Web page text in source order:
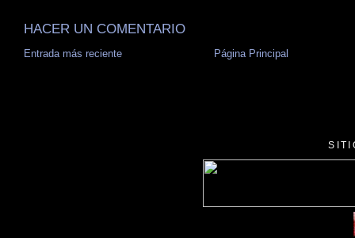
HACER UN COMENTARIO
Entrada más reciente Página Principal